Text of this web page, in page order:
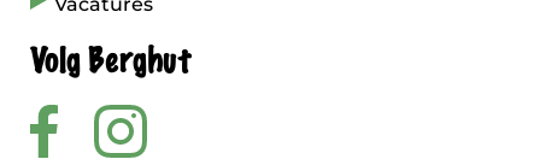
Volg Berghut